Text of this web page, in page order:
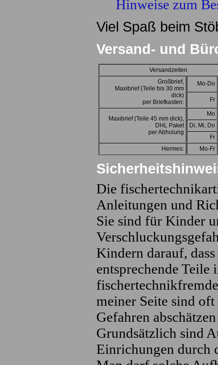
Hinweise zum
Viel Spaß beim
Versand- und
Versandzeiten
Großbrief,
Maxibrief (Teile bis 30 mm
dick)
per Briefkasten:
Mo-Do
Fr
Maxibrief (Teile 45 mm dick),
DHL Paket
per Abholung
Mo
Di, Mi, Do
Fr
Hermes:
Mo-Fr
Die
Anleitungen und
Sie sind für Kinder
Kindern darauf,
entsprechende Teile
meiner Seite sind
Gefahren
Grundsätzlich sind
Einrichungen durch